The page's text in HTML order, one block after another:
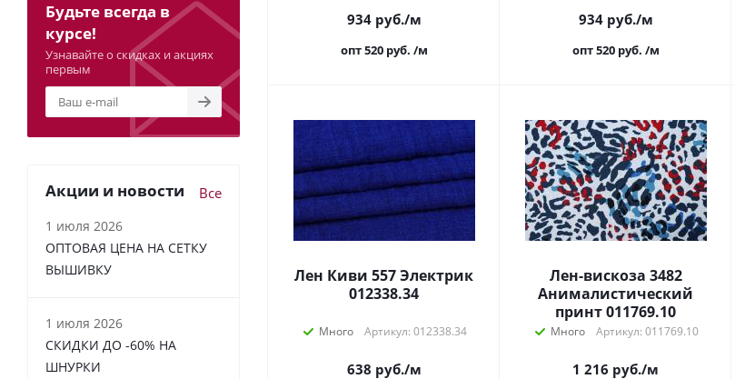
934руб./м
опт 520 руб. /м
934руб./м
опт 520 руб. /м
Лен Киви 557 Электрик
012338.34
Много Артикул: 012338.34
638 руб./м
Лен-вискоза 3482
Анималистический
принт 011769.10
Много Артикул: 011769.10
1 216 руб./м
Будьте всегда в
курсе!
Узнавайте о скидках и акциях
первым
Акции и новости Все
1 июля 2026
ОПТОВАЯ ЦЕНА НА СЕТКУ
ВЫШИВКУ
1 июля 2026
СКИДКИ ДО -60% НА
ШНУРКИ